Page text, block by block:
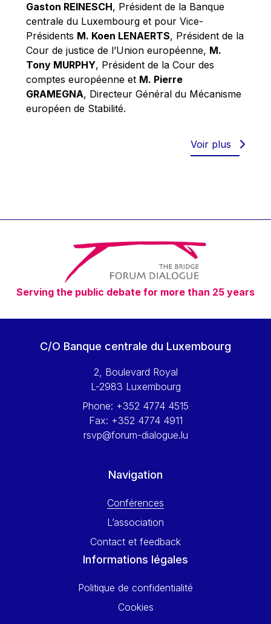
Patrizia Nanz
Philippe Maystadt
Pierre Gramegna
Richard Pelly
Robert Goebbels
Robert REYNDERS
Timothy Radcliffe
Vaclav Klaus
Vassilios Skouris
Vítor Manuel da Silva Caldeira
Viviane Reding
Walter Hagg
Wolfgang Ketterle
Yossi Beillin
Yves FRANCHET
Gaston REINESCH, Président de la Banque
centrale du Luxembourg et pour Vice-
Présidents M. Koen LENAERTS, Président de la
Cour de justice de l’Union européenne, M.
Tony MURPHY, Président de la Cour des
comptes européenne et M. Pierre
GRAMEGNA, Directeur Général du Mécanisme
européen de Stabilité.
Voir plus
Serving the public debate for more than 25 years
C/O Banque centrale du Luxembourg
2, Boulevard Royal
L-2983 Luxembourg
Phone: +352 4774 4515
Fax: +352 4774 4911
rsvp@forum-dialogue.lu
Navigation
Conférences
L’association
Contact et feedback
Informations légales
Politique de confidentialité
Cookies